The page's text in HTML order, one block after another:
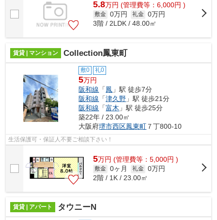
5.8万円 (管理費等：6,000円 )
敷金 0万円 礼金 0万円
3階 / 2LDK / 48.00㎡
賃貸 | マンション Collection鳳東町
敷0 礼0
5万円
阪和線 「鳳 」駅 徒歩7分
阪和線 「津久野 」駅 徒歩21分
阪和線 「富木 」駅 徒歩25分
築22年 / 23.00㎡
大阪府堺市西区鳳東町 ７丁800-10
生活保護可・保証人不要ご相談下さい！
5万円 (管理費等：5,000円 )
敷金 0ヶ月 礼金 0万円
2階 / 1K / 23.00㎡
賃貸 | アパート タウニーN